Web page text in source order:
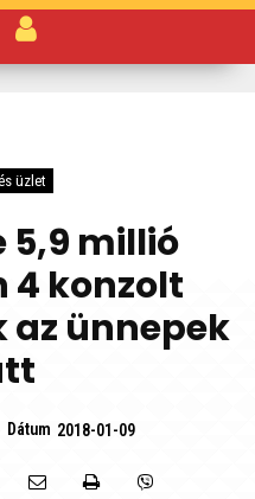
üzlet
5,9 millió
4 konzolt
ünnepek
Dátum 2018-01-09